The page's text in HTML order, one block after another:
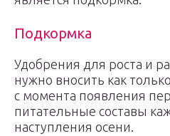
Подкормка
Удобрения для роста и
нужно вносить как
с момента появления
питательные составы
наступления осени.